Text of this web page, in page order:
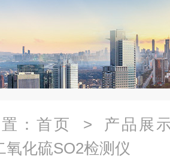
： 首页 > 产品展
氧化硫SO2检测仪